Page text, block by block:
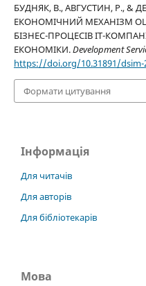
БУДНЯК, В., АВГУСТИН, Р., &
ЕКОНОМІЧНИЙ МЕХАНІЗМ
БІЗНЕС-ПРОЦЕСІВ ІТ-
ЕКОНОМІКИ.Development
https://doi.org/10.31891/dsim-
Формати цитування
Інформація
Для читачів
Для авторів
Для бібліотекарів
Мова